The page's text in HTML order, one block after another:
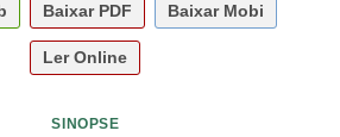
Baixar PDF Baixar Mobi
Ler Online
SINOPSE